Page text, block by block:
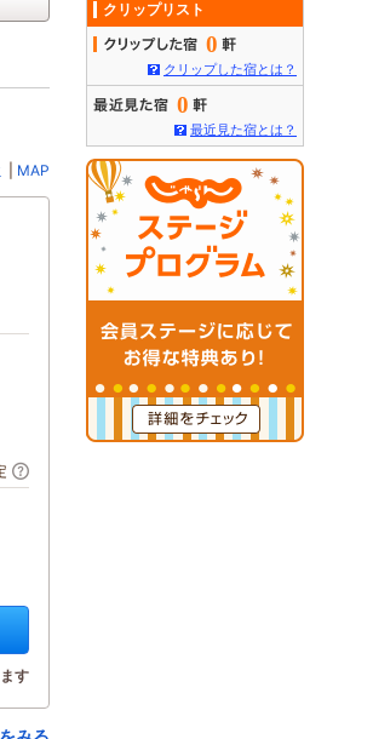
MAP
す
クリップリスト
0
クリップした宿とは？
0
最近見た宿とは？